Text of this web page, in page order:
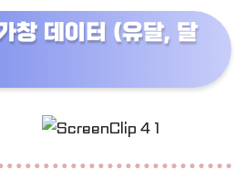
창 데이터 (유달, 달